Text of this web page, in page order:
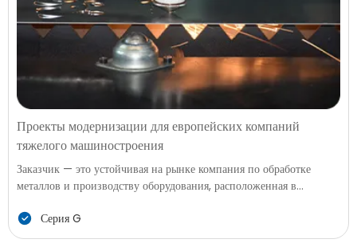
Проекты модернизации для европейских компаний
тяжелого машиностроения
Заказчик — это устойчивая на рынке компания по обработке
металлов и производству оборудования, расположенная в
части для промышленного оборудования, специализированных
транспортных средств, строительных платформ, модульных
Серия G